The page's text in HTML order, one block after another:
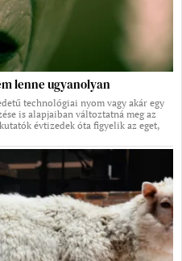
lenne ugyanolyan
technológiai nyom vagy akár egy
is alapjaiban változtatná meg az
évtizedek óta figyelik az eget,